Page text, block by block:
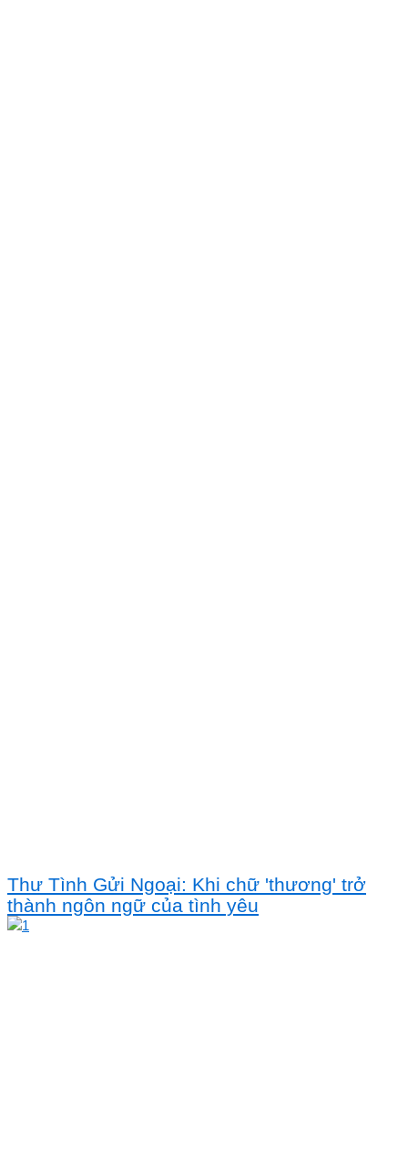
Thư Tình Gửi Ngoại: Khi chữ 'thương' trở
thành ngôn ngữ của tình yêu